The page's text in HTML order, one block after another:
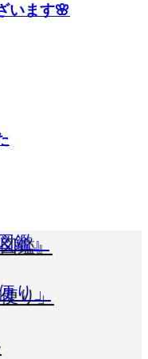
います🌸
鑑』
り」